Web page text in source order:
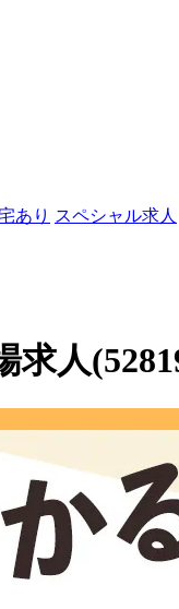
あり スペシャル求人
人